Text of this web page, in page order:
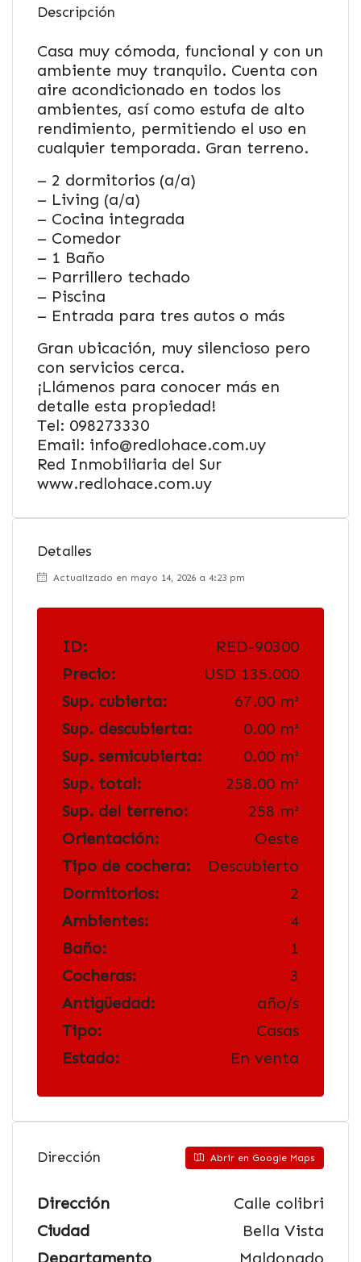
Descripción
Casa muy cómoda, funcional y con un
ambiente muy tranquilo. Cuenta con
aire acondicionado en todos los
ambientes, así como estufa de alto
rendimiento, permitiendo el uso en
cualquier temporada. Gran terreno.
– 2 dormitorios (a/a)
– Living (a/a)
– Cocina integrada
– Comedor
– 1 Baño
– Parrillero techado
– Piscina
– Entrada para tres autos o más
Gran ubicación, muy silencioso pero
con servicios cerca.
¡Llámenos para conocer más en
detalle esta propiedad!
Tel: 098273330
Email: info@redlohace.com.uy
Red Inmobiliaria del Sur
www.redlohace.com.uy
Detalles
Actualizado en mayo 14, 2026 a 4:23 pm
ID:
RED-90300
Precio:
USD 135.000
Sup. cubierta:
67.00 m²
Sup. descubierta:
0.00 m²
Sup. semicubierta:
0.00 m²
Sup. total:
258.00 m²
Sup. del terreno:
258 m²
Orientación:
Oeste
Tipo de cochera:
Descubierto
Dormitorios:
2
Ambientes:
4
Baño:
1
Cocheras:
3
Antigüedad:
año/s
Tipo:
Casas
Estado:
En venta
Dirección Abrir en Google Maps
Dirección
Calle colibri
Ciudad
Bella Vista
Departamento
Maldonado